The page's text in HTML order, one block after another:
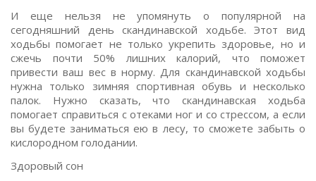
И еще нельзя не упомянуть о популярной на
сегодняшний день скандинавской ходьбе. Этот вид
ходьбы помогает не только укрепить здоровье, но и
сжечь почти 50% лишних калорий, что поможет
привести ваш вес в норму. Для скандинавской ходьбы
нужна только зимняя спортивная обувь и несколько
палок. Нужно сказать, что скандинавская ходьба
помогает справиться с отеками ног и со стрессом, а если
вы будете заниматься ею в лесу, то сможете забыть о
кислородном голодании.
Здоровый сон